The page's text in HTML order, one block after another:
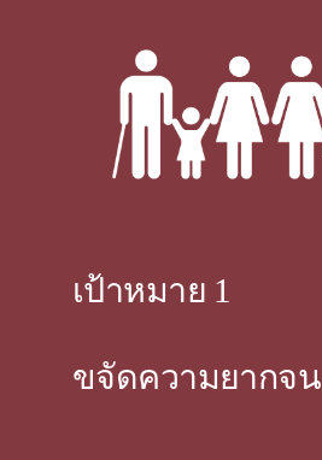
เป้าหมาย 1
ขจัดความยากจน